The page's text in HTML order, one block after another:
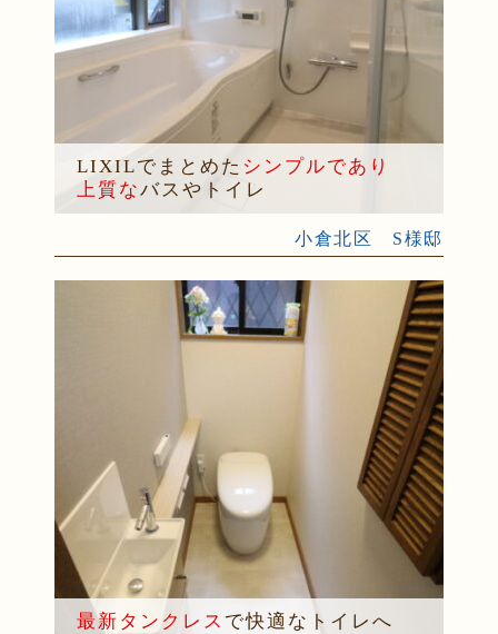
LIXILでまとめた シンプルであり
上質なバスやトイレ
小倉北区 S様邸
最新タンクレス で快適なトイレへ